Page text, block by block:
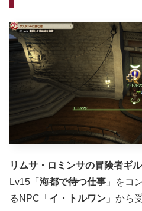
リムサ・ロミンサの冒険者ギ
Lv15「 海都で待つ仕事 」をコ
るNPC「 イ・トルワン 」から